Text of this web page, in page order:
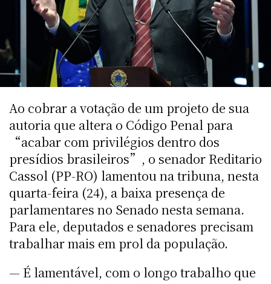
Ao cobrar a votação de um projeto de sua
autoria que altera o Código Penal para
“acabar com privilégios dentro dos
presídios brasileiros”, o senador Reditario
Cassol (PP-RO) lamentou na tribuna, nesta
quarta-feira (24), a baixa presença de
parlamentares no Senado nesta semana.
Para ele, deputados e senadores precisam
trabalhar mais em prol da população.
— É lamentável, com o longo trabalho que